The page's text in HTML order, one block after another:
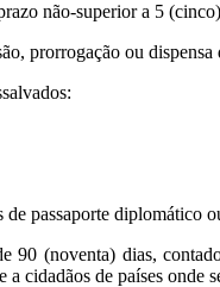
não-superior a 5
prorrogação ou
passaporte diplomático
(noventa) dias,
cidadãos de países